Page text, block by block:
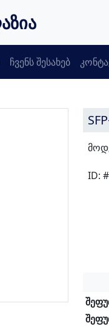
ჩვენს შესახებ
ID: